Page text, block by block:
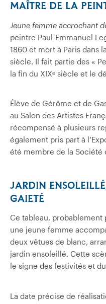
MAÎTRE DE LA
Jeune femme accrochant
peintre Paul-Emmanuel
1860 et mort à Paris dans
siècle. Il fait partie des «
la fin du XIXᵉ siècle et le
Élève de Gérôme et de
au Salon des Artistes
récompensé à plusieurs
également pris part à
été membre de la Société
JARDIN
GAIETÉ
Ce tableau, probablement
une jeune femme
deux vêtues de blanc,
jardin ensoleillé. Cette
le signe des festivités et
La date précise de